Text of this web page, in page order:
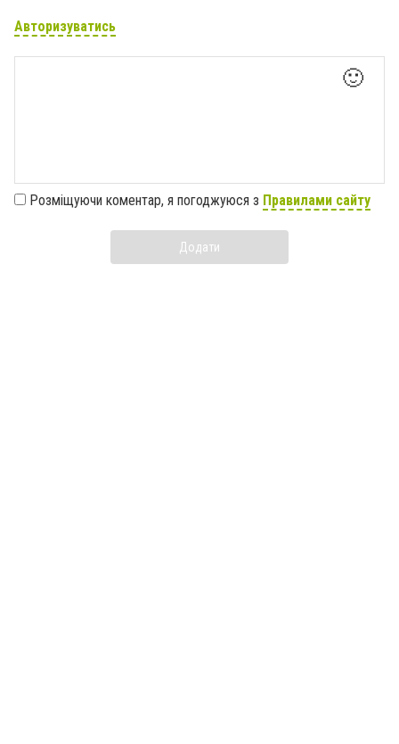
Авторизуватись
🙂
Розміщуючи коментар, я погоджуюся з Правилами сайту
Додати